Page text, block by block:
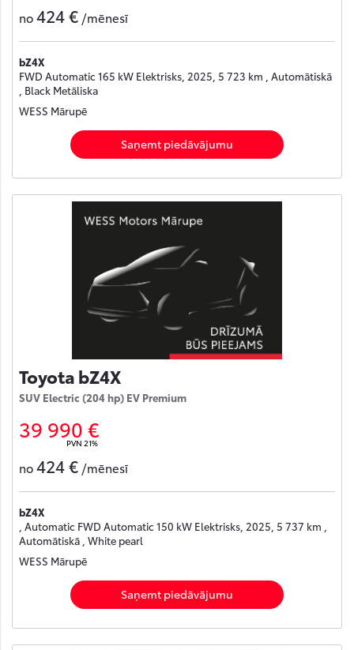
no424 € /mēnesī
bZ4X
FWD Automatic 165 kW Elektrisks, 2025, 5 723 km , Automātiskā
, Black Metāliska
WESS Mārupē
Saņemt piedāvājumu
Toyota bZ4X
SUV Electric (204 hp) EV Premium
39 990 €
PVN 21%
no424 € /mēnesī
bZ4X
, Automatic FWD Automatic 150 kW Elektrisks, 2025, 5 737 km ,
Automātiskā , White pearl
WESS Mārupē
Saņemt piedāvājumu